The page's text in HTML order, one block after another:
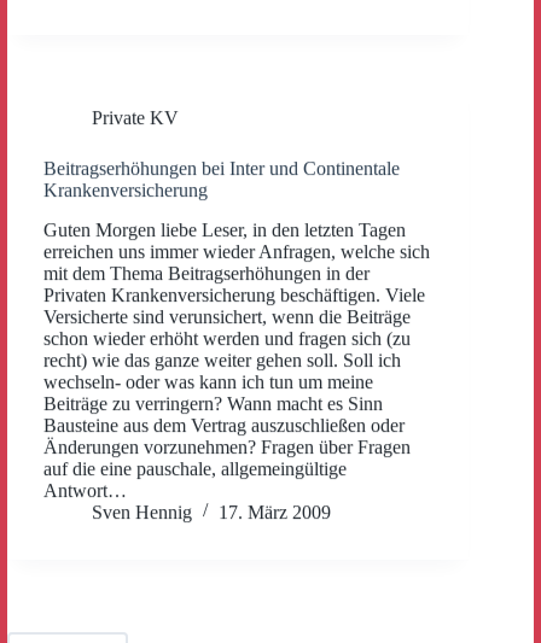
Private KV
Beitragserhöhungen bei Inter und Continentale
Krankenversicherung
Guten Morgen liebe Leser, in den letzten Tagen
erreichen uns immer wieder Anfragen, welche sich
mit dem Thema Beitragserhöhungen in der
Privaten Krankenversicherung beschäftigen. Viele
Versicherte sind verunsichert, wenn die Beiträge
schon wieder erhöht werden und fragen sich (zu
recht) wie das ganze weiter gehen soll. Soll ich
wechseln- oder was kann ich tun um meine
Beiträge zu verringern? Wann macht es Sinn
Bausteine aus dem Vertrag auszuschließen oder
Änderungen vorzunehmen? Fragen über Fragen
auf die eine pauschale, allgemeingültige
Antwort…
Sven Hennig
17. März 2009